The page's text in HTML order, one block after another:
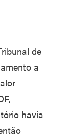
de
a
havia